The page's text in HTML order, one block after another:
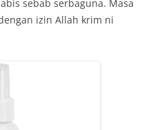
sebab serbaguna. Masa
izin Allah krim ni